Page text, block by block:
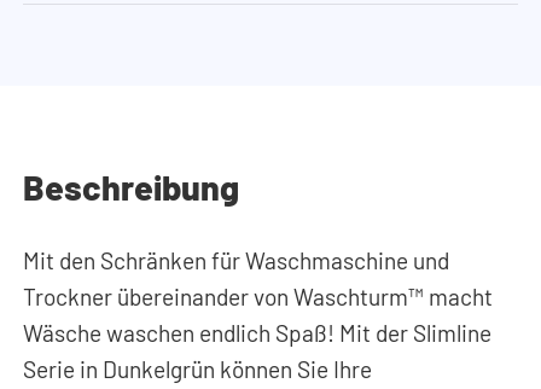
Beschreibung
Mit den Schränken für Waschmaschine und
Trockner übereinander von Waschturm™ macht
Wäsche waschen endlich Spaß! Mit der Slimline
Serie in Dunkelgrün können Sie Ihre